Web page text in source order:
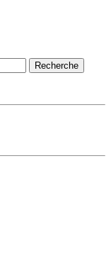
Recherche